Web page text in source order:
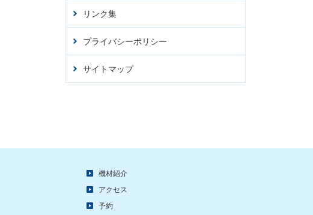
リンク集
プライバシーポリシー
サイトマップ
機材紹介
アクセス
予約